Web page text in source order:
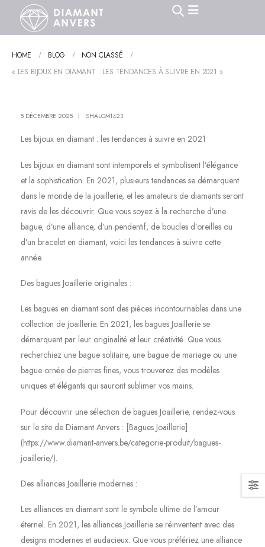
HOME BLOG
NON CLASSÉ
« LES BIJOUX EN DIAMANT : LES TENDANCES À SUIVRE EN 2021 »
5 DÉCEMBRE 2025 SHALOM1423
Les bijoux en diamant : les tendances à suivre en 2021
Les bijoux en diamant sont intemporels et symbolisent l’élégance
et la sophistication. En 2021, plusieurs tendances se démarquent
dans le monde de la joaillerie, et les amateurs de diamants seront
ravis de les découvrir. Que vous soyez à la recherche d’une
bague, d’une alliance, d’un pendentif, de boucles d’oreilles ou
d’un bracelet en diamant, voici les tendances à suivre cette
année.
Des bagues Joaillerie originales :
Les bagues en diamant sont des pièces incontournables dans une
collection de joaillerie. En 2021, les bagues Joaillerie se
démarquent par leur originalité et leur créativité. Que vous
recherchiez une bague solitaire, une bague de mariage ou une
bague ornée de pierres fines, vous trouverez des modèles
uniques et élégants qui sauront sublimer vos mains.
Pour découvrir une sélection de bagues Joaillerie, rendez-vous
sur le site de Diamant Anvers : [Bagues Joaillerie]
(https://www.diamant-anvers.be/categorie-produit/bagues-
joaillerie/).
Des alliances Joaillerie modernes :
Les alliances en diamant sont le symbole ultime de l’amour
éternel. En 2021, les alliances Joaillerie se réinventent avec des
designs modernes et audacieux. Que vous préfériez une alliance